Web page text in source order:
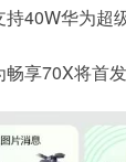
40W华为超
享70X将首